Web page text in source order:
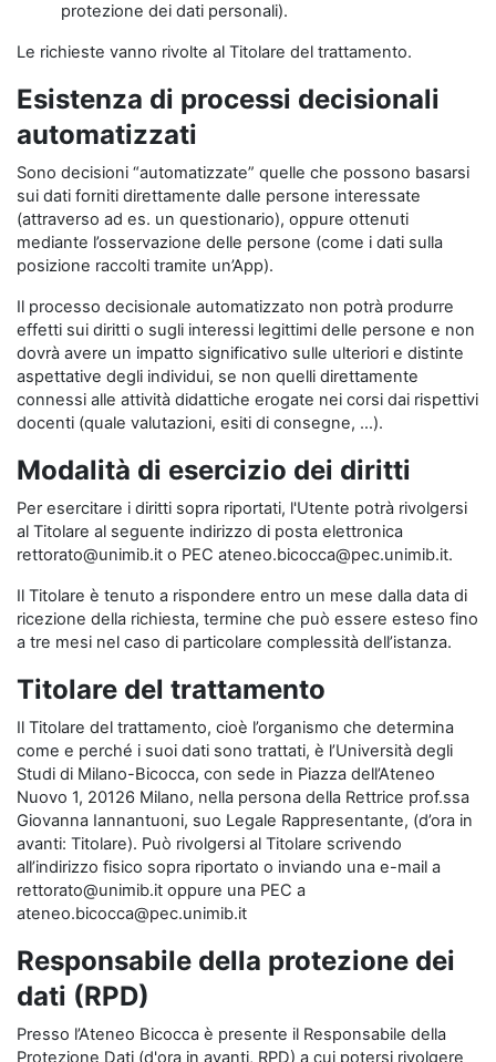
protezione dei dati personali).
Le richieste vanno rivolte al Titolare del trattamento.
Esistenza di processi decisionali
automatizzati
Sono decisioni “automatizzate” quelle che possono basarsi
sui dati forniti direttamente dalle persone interessate
(attraverso ad es. un questionario), oppure ottenuti
mediante l’osservazione delle persone (come i dati sulla
posizione raccolti tramite un’App).
Il processo decisionale automatizzato non potrà produrre
effetti sui diritti o sugli interessi legittimi delle persone e non
dovrà avere un impatto significativo sulle ulteriori e distinte
aspettative degli individui, se non quelli direttamente
connessi alle attività didattiche erogate nei corsi dai rispettivi
docenti (quale valutazioni, esiti di consegne, …).
Modalità di esercizio dei diritti
Per esercitare i diritti sopra riportati, l'Utente potrà rivolgersi
al Titolare al seguente indirizzo di posta elettronica
rettorato@unimib.it o PEC ateneo.bicocca@pec.unimib.it.
Il Titolare è tenuto a rispondere entro un mese dalla data di
ricezione della richiesta, termine che può essere esteso fino
a tre mesi nel caso di particolare complessità dell’istanza.
Titolare del trattamento
Il Titolare del trattamento, cioè l’organismo che determina
come e perché i suoi dati sono trattati, è l’Università degli
Studi di Milano-Bicocca, con sede in Piazza dell’Ateneo
Nuovo 1, 20126 Milano, nella persona della Rettrice prof.ssa
Giovanna Iannantuoni, suo Legale Rappresentante, (d’ora in
avanti: Titolare). Può rivolgersi al Titolare scrivendo
all’indirizzo fisico sopra riportato o inviando una e-mail a
rettorato@unimib.it oppure una PEC a
ateneo.bicocca@pec.unimib.it
Responsabile della protezione dei
dati (RPD)
Presso l’Ateneo Bicocca è presente il Responsabile della
Protezione Dati (d'ora in avanti, RPD) a cui potersi rivolgere